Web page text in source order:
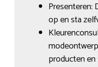
Presenteren:
op en sta
producten en